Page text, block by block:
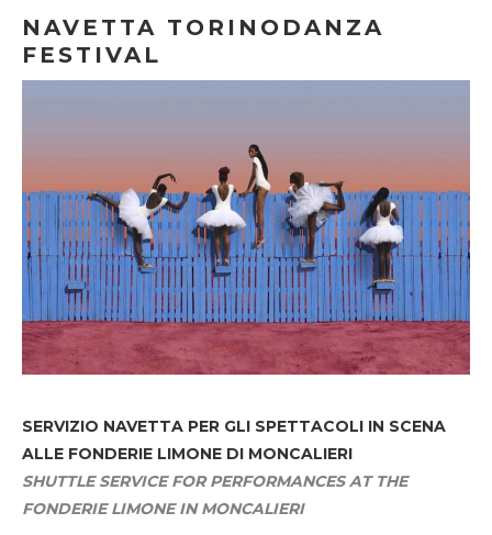
NAVETTA TORINODANZA
FESTIVAL
SERVIZIO NAVETTA PER GLI SPETTACOLI IN SCENA
ALLE FONDERIE LIMONE DI MONCALIERI
SHUTTLE SERVICE FOR PERFORMANCES AT THE
FONDERIE LIMONE IN MONCALIERI